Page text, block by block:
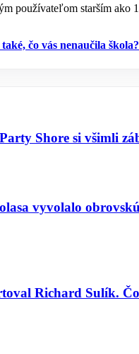
používateľom starším ako
čo vás nenaučila škola?
Shore si všimli
vyvolalo
Richard Sulík.